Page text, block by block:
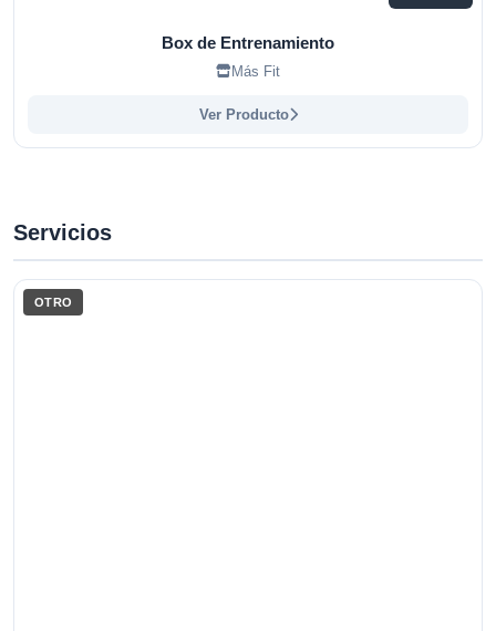
Box de Entrenamiento
Más Fit
Ver Producto
Servicios
OTRO